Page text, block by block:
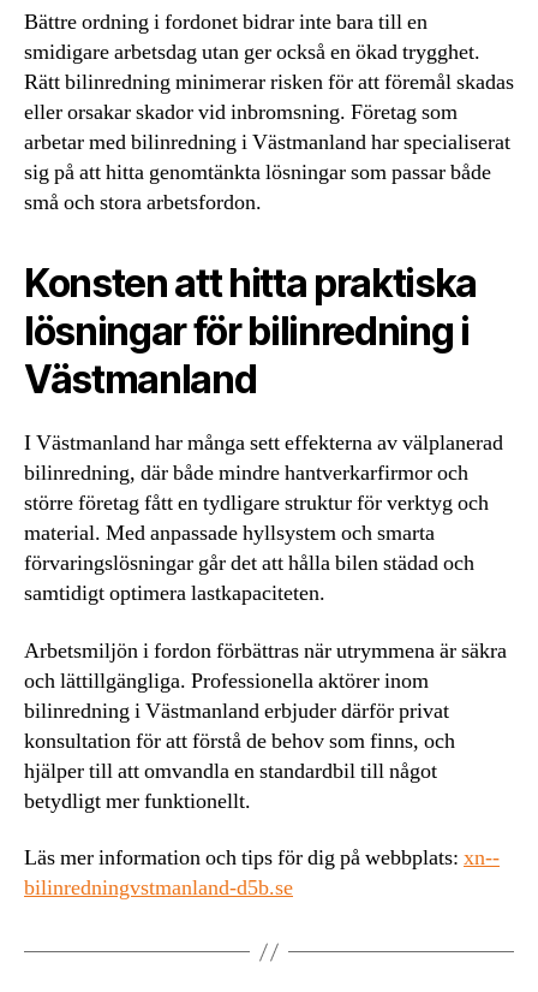
Bättre ordning i fordonet bidrar inte bara till en
smidigare arbetsdag utan ger också en ökad trygghet.
Rätt bilinredning minimerar risken för att föremål skadas
eller orsakar skador vid inbromsning. Företag som
arbetar med bilinredning i Västmanland har specialiserat
sig på att hitta genomtänkta lösningar som passar både
små och stora arbetsfordon.
Konsten att hitta praktiska
lösningar för bilinredning i
Västmanland
I Västmanland har många sett effekterna av välplanerad
bilinredning, där både mindre hantverkarfirmor och
större företag fått en tydligare struktur för verktyg och
material. Med anpassade hyllsystem och smarta
förvaringslösningar går det att hålla bilen städad och
samtidigt optimera lastkapaciteten.
Arbetsmiljön i fordon förbättras när utrymmena är säkra
och lättillgängliga. Professionella aktörer inom
bilinredning i Västmanland erbjuder därför privat
konsultation för att förstå de behov som finns, och
hjälper till att omvandla en standardbil till något
betydligt mer funktionellt.
Läs mer information och tips för dig på webbplats: xn--
bilinredningvstmanland-d5b.se